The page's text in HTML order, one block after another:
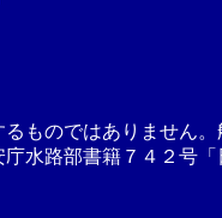
ものではありません
水路部書籍７４２号